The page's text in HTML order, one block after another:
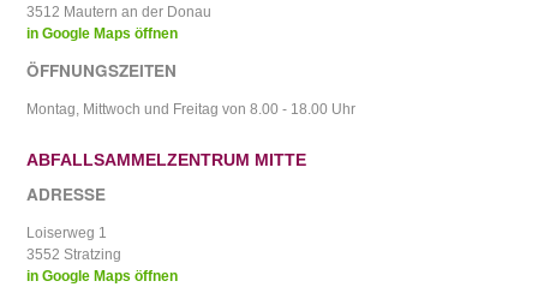
3512 Mautern an der Donau
in Google Maps öffnen
ÖFFNUNGSZEITEN
Montag, Mittwoch und Freitag von 8.00 - 18.00 Uhr
ABFALLSAMMELZENTRUM MITTE
ADRESSE
Loiserweg 1
3552 Stratzing
in Google Maps öffnen